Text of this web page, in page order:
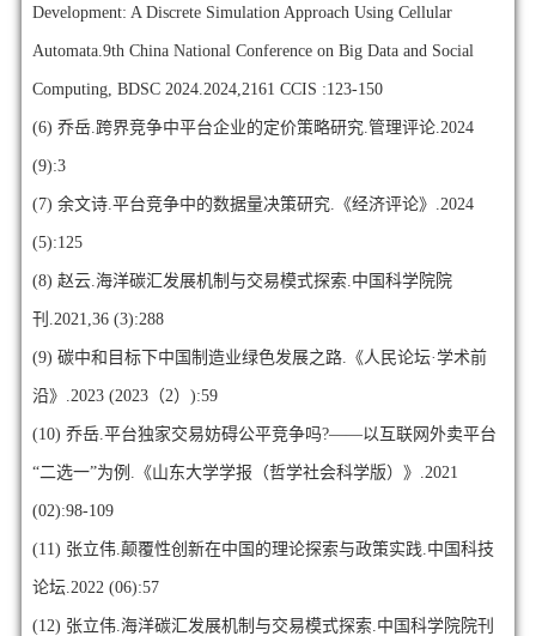
Development: A Discrete Simulation Approach Using Cellular
Automata.9th China National Conference on Big Data and Social
Computing, BDSC 2024.2024,2161 CCIS :123-150
(6) 乔岳.跨界竞争中平台企业的定价策略研究.管理评论.2024
(9):3
(7) 余文诗.平台竞争中的数据量决策研究.《经济评论》.2024
(5):125
(8) 赵云.海洋碳汇发展机制与交易模式探索.中国科学院院
刊.2021,36 (3):288
(9) 碳中和目标下中国制造业绿色发展之路.《人民论坛·学术前
沿》.2023 (2023（2）):59
(10) 乔岳.平台独家交易妨碍公平竞争吗?——以互联网外卖平台
“二选一”为例.《山东大学学报（哲学社会科学版）》.2021
(02):98-109
(11) 张立伟.颠覆性创新在中国的理论探索与政策实践.中国科技
论坛.2022 (06):57
(12) 张立伟.海洋碳汇发展机制与交易模式探索.中国科学院院刊